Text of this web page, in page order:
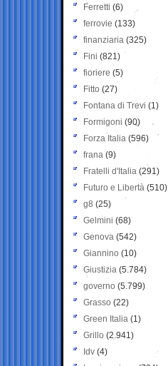
Ferretti (6)
ferrovie (133)
finanziaria (325)
Fini (821)
fioriere (5)
Fitto (27)
Fontana di Trevi (1)
Formigoni (90)
Forza Italia (596)
frana (9)
Fratelli d'Italia (291)
Futuro e Libertà (510)
g8 (25)
Gelmini (68)
Genova (542)
Giannino (10)
Giustizia (5.784)
governo (5.799)
Grasso (22)
Green Italia (1)
Grillo (2.941)
Idv (4)